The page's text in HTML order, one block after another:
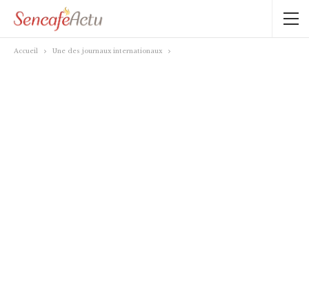
Accueil Une des journaux internationaux